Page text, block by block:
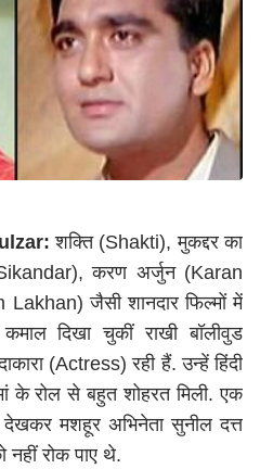
शक्ति (Shakti), मुकद्दर का
करण अर्जुन (Karan
जैसी शानदार फिल्मों में
दिखा चुकीं राखी बॉलीवुड
(Actress) रही हैं. उन्हें हिंदी
के रोल से बहुत शोहरत मिली. एक
देखकर मशहूर अभिनेता सुनील दत्त
रोक पाए थे.